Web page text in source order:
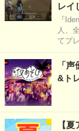
レイ
『
人、
てプ
「
&ト
【